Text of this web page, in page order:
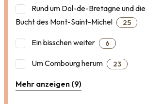
Rund um Dol-de-Bretagne und die
Bucht des Mont-Saint-Michel
25
Ein bisschen weiter 6
Um Combourg herum 23
Mehr anzeigen (9)